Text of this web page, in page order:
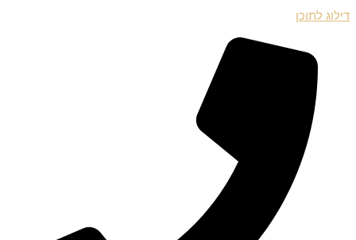
דילוג לתוכן